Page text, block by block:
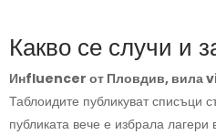
Какво се случи и
Инfluencer от Пловдив, вила
Таблоидите публикуват списъци
публиката вече е избрала